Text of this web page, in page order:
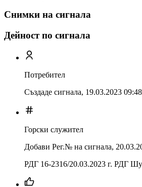
Снимки на сигнала
Дейност по сигнала
Потребител
Създаде сигнала, 19.03.2023 09:48
Горски служител
Добави Рег.№ на сигнала,
РДГ 16-2316/20.03.2023 г. РДГ